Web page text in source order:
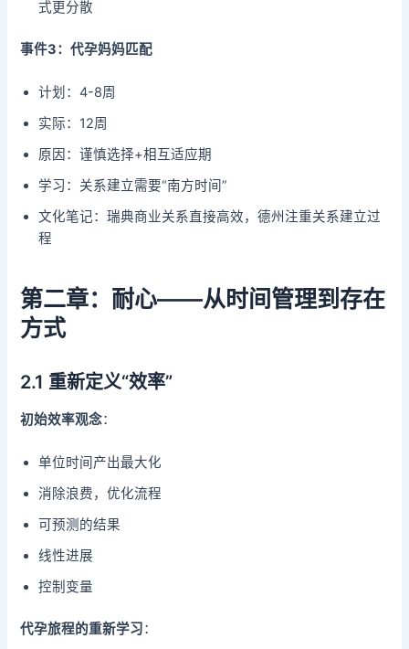
式更分散
事件3：代孕妈妈匹配
计划：4-8周
实际：12周
原因：谨慎选择+相互适应期
学习：关系建立需要“南方时间”
文化笔记：瑞典商业关系直接高效，德州注重关系建立过
程
第二章：耐心——从时间管理到存在
方式
2.1 重新定义“效率”
初始效率观念：
单位时间产出最大化
消除浪费，优化流程
可预测的结果
线性进展
控制变量
代孕旅程的重新学习：